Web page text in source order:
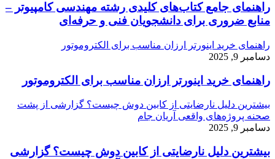
راهنمای جامع کتاب‌های کلیدی رشته مهندسی کامپیوتر –
منابع ضروری برای دانشجویان فنی و حرفه‌ای
راهنمای خرید اینورتر ارزان مناسب برای الکتروموتور
دسامبر 9, 2025
راهنمای خرید اینورتر ارزان مناسب برای الکتروموتور
بیشترین دلیل نارضایتی از کابین دوش چیست؟ گزارشی از پشت
صحنه پروژه‌های واقعی آریان جام
دسامبر 9, 2025
بیشترین دلیل نارضایتی از کابین دوش چیست؟ گزارشی